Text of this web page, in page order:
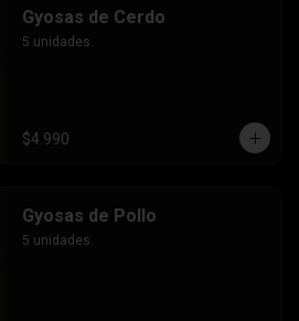
Gyosas de Cerdo
5 unidades.
$4.990
Gyosas de Pollo
5 unidades.